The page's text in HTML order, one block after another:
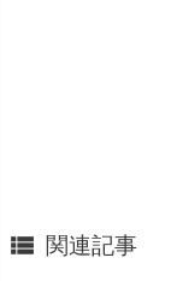
 関連記事